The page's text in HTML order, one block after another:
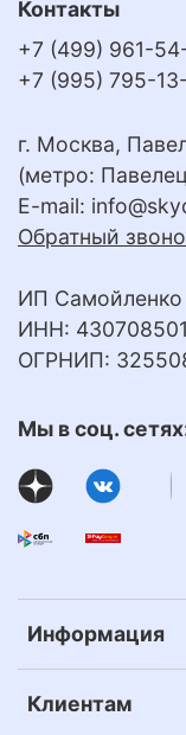
Информация
Клиентам
Контакты
+7 (499) 961-
+7 (995) 795-
г. Москва,
(метро:
E-mail:
Обратный
ИП Самойленко
ИНН:
ОГРНИП:
Мы в соц.